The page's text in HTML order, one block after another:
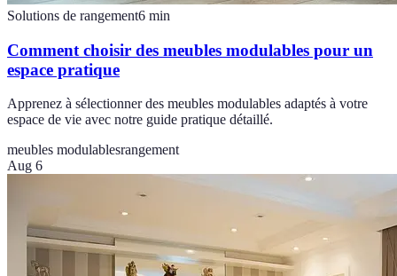
Solutions de rangement6 min
Comment choisir des meubles modulables pour un
espace pratique
Apprenez à sélectionner des meubles modulables adaptés à votre
espace de vie avec notre guide pratique détaillé.
meubles modulablesrangement
Aug 6